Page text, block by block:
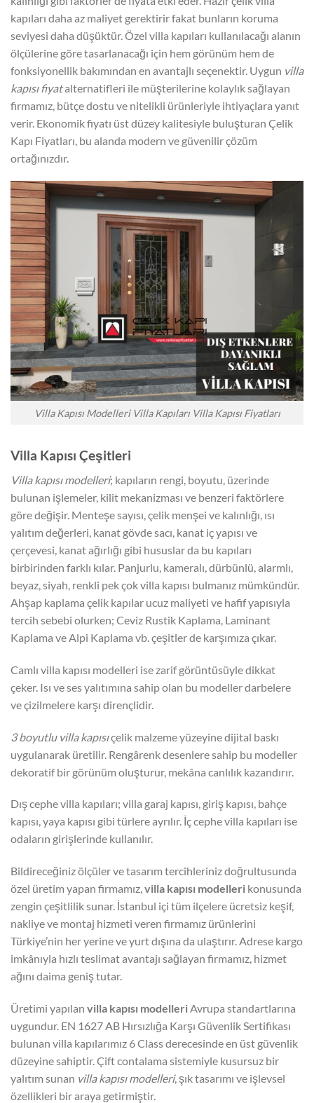
kapıları daha az maliyet gerektirir fakat bunların koruma
seviyesi daha düşüktür. Özel villa kapıları kullanılacağı alanın
ölçülerine göre tasarlanacağı için hem görünüm hem de
fonksiyonellik bakımından en avantajlı seçenektir. Uygun villa
kapısı fiyatalternatifleri ile müşterilerine kolaylık sağlayan
firmamız, bütçe dostu ve nitelikli ürünleriyle ihtiyaçlara yanıt
verir. Ekonomik fiyatı üst düzey kalitesiyle buluşturan Çelik
Kapı Fiyatları, bu alanda modern ve güvenilir çözüm
ortağınızdır.
Villa Kapısı Modelleri Villa Kapıları Villa Kapısı Fiyatları
Villa Kapısı Çeşitleri
Villa kapısı modelleri; kapıların rengi, boyutu, üzerinde
bulunan işlemeler, kilit mekanizması ve benzeri faktörlere
göre değişir. Menteşe sayısı, çelik menşei ve kalınlığı, ısı
yalıtım değerleri, kanat gövde sacı, kanat iç yapısı ve
çerçevesi, kanat ağırlığı gibi hususlar da bu kapıları
birbirinden farklı kılar. Panjurlu, kameralı, dürbünlü, alarmlı,
beyaz, siyah, renkli pek çok villa kapısı bulmanız mümkündür.
Ahşap kaplama çelik kapılar ucuz maliyeti ve hafif yapısıyla
tercih sebebi olurken; Ceviz Rustik Kaplama, Laminant
Kaplama ve Alpi Kaplama vb. çeşitler de karşımıza çıkar.
Camlı villa kapısı modelleri ise zarif görüntüsüyle dikkat
çeker. Isı ve ses yalıtımına sahip olan bu modeller darbelere
ve çizilmelere karşı dirençlidir.
3 boyutlu villa kapısıçelik malzeme yüzeyine dijital baskı
uygulanarak üretilir. Rengârenk desenlere sahip bu modeller
dekoratif bir görünüm oluşturur, mekâna canlılık kazandırır.
Dış cephe villa kapıları; villa garaj kapısı, giriş kapısı, bahçe
kapısı, yaya kapısı gibi türlere ayrılır. İç cephe villa kapıları ise
odaların girişlerinde kullanılır.
Bildireceğiniz ölçüler ve tasarım tercihleriniz doğrultusunda
özel üretim yapan firmamız,villa kapısı modelleri konusunda
zengin çeşitlilik sunar. İstanbul içi tüm ilçelere ücretsiz keşif,
nakliye ve montaj hizmeti veren firmamız ürünlerini
Türkiye’nin her yerine ve yurt dışına da ulaştırır. Adrese kargo
imkânıyla hızlı teslimat avantajı sağlayan firmamız, hizmet
ağını daima geniş tutar.
Üretimi yapılan villa kapısı modelleriAvrupa standartlarına
uygundur. EN 1627 AB Hırsızlığa Karşı Güvenlik Sertifikası
bulunan villa kapılarımız 6 Class derecesinde en üst güvenlik
düzeyine sahiptir. Çift contalama sistemiyle kusursuz bir
yalıtım sunan villa kapısı modelleri, şık tasarımı ve işlevsel
özellikleri bir araya getirmiştir.